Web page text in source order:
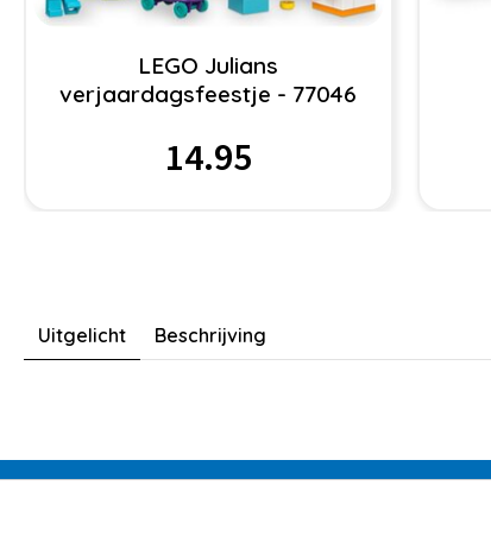
LEGO Julians
verjaardagsfeestje - 77046
14.95
Uitgelicht Beschrijving